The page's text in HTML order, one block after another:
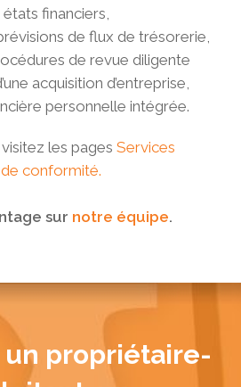
financiers,
de flux de trésorerie,
de revue diligente
acquisition d’entreprise,
personnelle intégrée.
les pagesServices
conformité.
sur notre équipe.
un propriétaire-